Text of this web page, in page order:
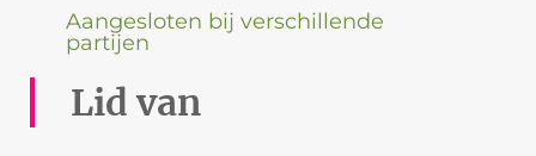
Aangesloten bij verschillende
partijen
Lid van